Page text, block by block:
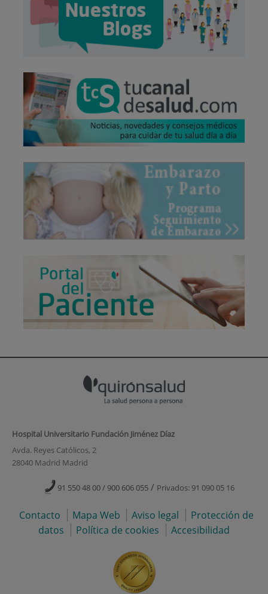
Hospital Universitario Fundación Jiménez Díaz
Avda. Reyes Católicos, 2
28040 Madrid Madrid
91 550 48 00 / 900 606 055 / Privados: 91 090 05 16
Contacto Mapa Web Aviso legal
Protección de
datos
Política de cookies Accesibilidad